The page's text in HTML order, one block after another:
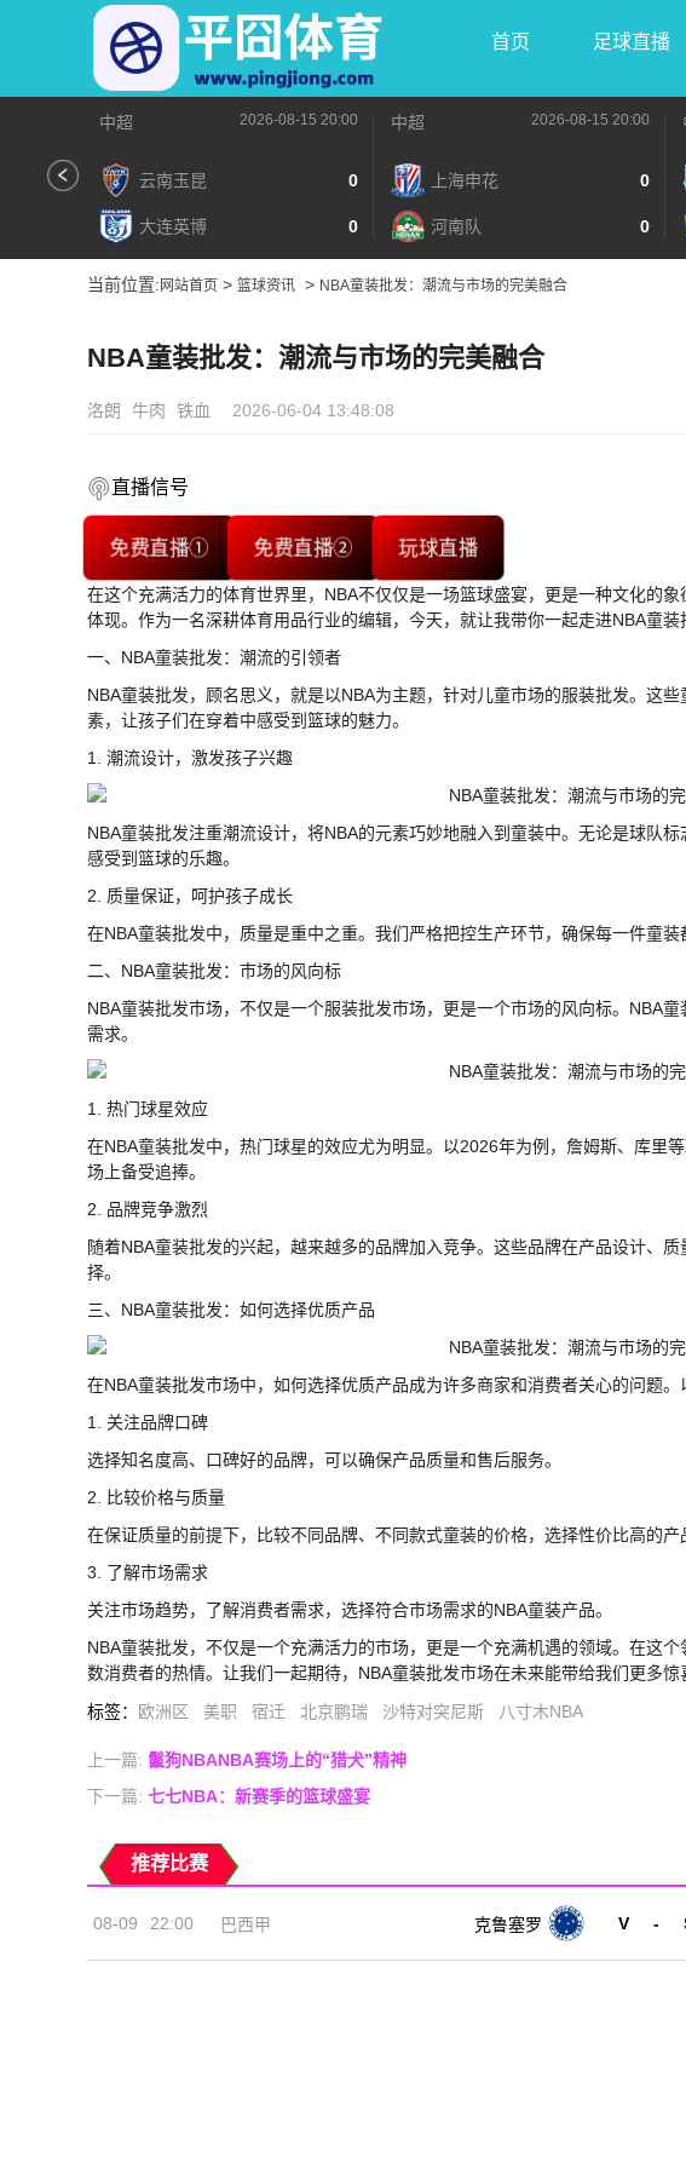
首页 足球直播
中超 2026-08-15 20:00
云南玉昆 0
大连英博 0
中超 2026-08-15 20:00
上海申花 0
河南队 0
当前位置: 网站首页 > 篮球资讯 > NBA童装批发：潮流与市场的完美融合
NBA童装批发：潮流与市场的完美融合
洛朗 牛肉 铁血 2026-06-04 13:48:08
直播信号
免费直播① 免费直播② 玩球直播
在这个充满活力的体育世界里，NBA不仅仅是一场篮球盛宴，更是一种文化的
体现。作为一名深耕体育用品行业的编辑，今天，就让我带你一起走进NBA童装
一、NBA童装批发：潮流的引领者
NBA童装批发，顾名思义，就是以NBA为主题，针对儿童市场的服装批发。这
素，让孩子们在穿着中感受到篮球的魅力。
1. 潮流设计，激发孩子兴趣
NBA童装批发注重潮流设计，将NBA的元素巧妙地融入到童装中。无论是球队
感受到篮球的乐趣。
2. 质量保证，呵护孩子成长
在NBA童装批发中，质量是重中之重。我们严格把控生产环节，确保每一件童
二、NBA童装批发：市场的风向标
NBA童装批发市场，不仅是一个服装批发市场，更是一个市场的风向标。NBA
需求。
1. 热门球星效应
在NBA童装批发中，热门球星的效应尤为明显。以2026年为例，詹姆斯、库里
场上备受追捧。
2. 品牌竞争激烈
随着NBA童装批发的兴起，越来越多的品牌加入竞争。这些品牌在产品设计、
择。
三、NBA童装批发：如何选择优质产品
在NBA童装批发市场中，如何选择优质产品成为许多商家和消费者关心的问题。
1. 关注品牌口碑
选择知名度高、口碑好的品牌，可以确保产品质量和售后服务。
2. 比较价格与质量
在保证质量的前提下，比较不同品牌、不同款式童装的价格，选择性价比高的产
3. 了解市场需求
关注市场趋势，了解消费者需求，选择符合市场需求的NBA童装产品。
NBA童装批发，不仅是一个充满活力的市场，更是一个充满机遇的领域。在这
数消费者的热情。让我们一起期待，NBA童装批发市场在未来能带给我们更多惊
标签： 欧洲区 美职 宿迁 北京鹏瑞 沙特对突尼斯 八寸木NBA
上一篇: 鬣狗NBANBA赛场上的“猎犬”精神
下一篇: 七七NBA：新赛季的篮球盛宴
推荐比赛
08-09 22:00 巴西甲 克鲁塞罗 V -